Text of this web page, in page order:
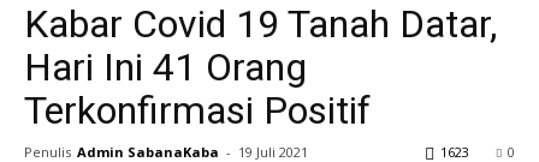
Kabar Covid 19 Tanah Datar,
Hari Ini 41 Orang
Terkonfirmasi Positif
Penulis Admin SabanaKaba - 19 Juli 2021 0
1623